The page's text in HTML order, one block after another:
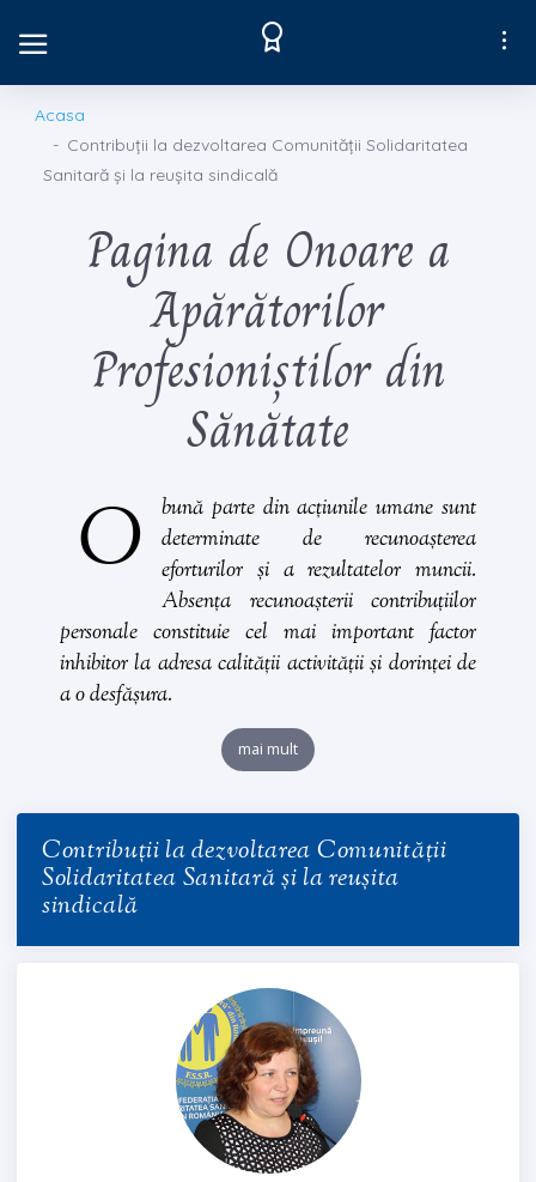
Acasa
Contribuții la dezvoltarea Comunității Solidaritatea
Sanitară și la reușita sindicală
Pagina de Onoare a
Apărătorilor
Profesioniștilor din
Sănătate
O
bună parte din acțiunile umane sunt
determinate de recunoașterea
eforturilor și a rezultatelor muncii.
Absența recunoașterii contribuțiilor
personale constituie cel mai important factor
inhibitor la adresa calității activității și dorinței de
a o desfășura.
mai mult
Contribuții la dezvoltarea Comunității
Solidaritatea Sanitară și la reușita
sindicală